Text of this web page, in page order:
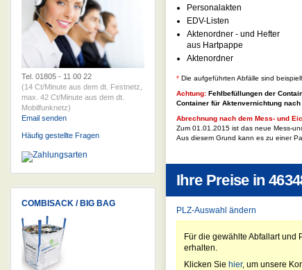
Tel. 01805 - 11 00 22
(14 Ct/Minute aus dem dt. Festnetz,
max. 42 Ct/Minute aus dem dt.
Mobilfunknetz)
Email senden
Häufig gestellte Fragen
COMBISACK / BIG BAG
Personalakten
EDV-Listen
Aktenordner - und Hefter
aus Hartpappe
Aktenordner
* Die aufgeführten Abfälle sind
Achtung: Fehlbefüllungen der
Container für Aktenvernichtung nach
Abrechnung nach dem Mess- und
Zum 01.01.2015 ist das neue Mess-
Aus diesem Grund kann es zu einer
Ihre Preise in
PLZ-Auswahl ändern
Für die gewählte Abfallart und
erhalten.
Klicken Sie hier, um unsere